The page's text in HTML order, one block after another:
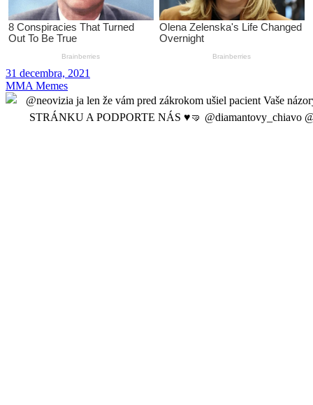
31 decembra, 2021
MMA Memes